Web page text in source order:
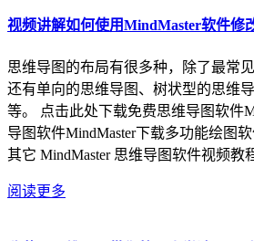
视频讲解如何使用MindMaster软件修
思维导图的布局有很多种，除了最常
还有单向的思维导图、树状型的思维
等。 点击此处下载免费思维导图软件
导图软件MindMaster下载多功能绘图
其它 MindMaster 思维导图软件视频教
阅读更多